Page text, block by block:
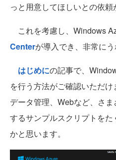
っと用意してほしいとの依頼
これを考慮し、Windows
Centerが導入でき、非常にう
はじめにの記事で、
を行う方法がご確認いただけ
データ管理、Webなど、さ
するサンプルスクリプトを
かと思います。